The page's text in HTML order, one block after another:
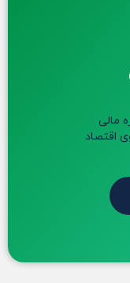
مالی
اقتصاد